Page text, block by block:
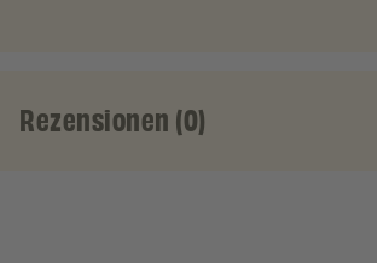
Rezensionen (0)